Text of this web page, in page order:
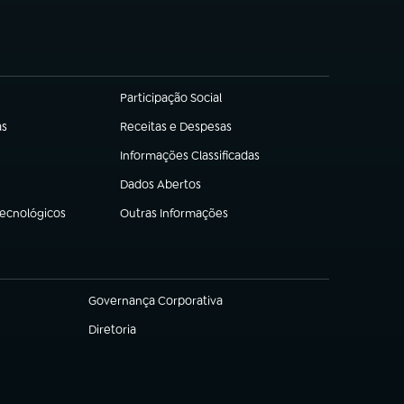
Participação Social
(abre em nova aba)
Receitas e Despesas
(abre em nova aba)
Informações Classificadas
(abre em nova aba)
Dados Abertos
(abre em nova aba)
Outras Informações
(abre em nova aba)
Governança Corporativa
(abre em nova aba)
Diretoria
(abre em nova aba)